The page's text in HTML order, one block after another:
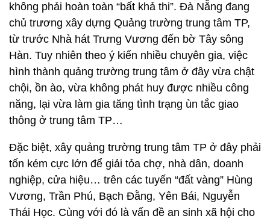
không phải hoàn toàn “bất khả thi”. Đà Nẵng đang
chủ trương xây dựng Quảng trường trung tâm TP,
từ trước Nhà hát Trưng Vương đến bờ Tây sông
Hàn. Tuy nhiên theo ý kiến nhiều chuyên gia, việc
hình thành quảng trường trung tâm ở đây vừa chật
chội, ồn ào, vừa không phát huy được nhiều công
năng, lại vừa làm gia tăng tình trạng ùn tắc giao
thông ở trung tâm TP…
Đặc biệt, xây quảng trường trung tâm TP ở đây phải
tốn kém cực lớn để giải tỏa chợ, nhà dân, doanh
nghiệp, cửa hiệu… trên các tuyến “đất vàng” Hùng
Vương, Trần Phú, Bạch Đằng, Yên Bái, Nguyễn
Thái Học. Cùng với đó là vấn đề an sinh xã hội cho